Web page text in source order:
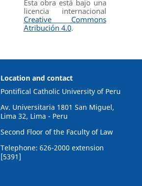
Esta obra está bajo una
licencia internacional
Creative Commons
Atribución 4.0.
Location and contact
Pontifical Catholic University of Peru
Av. Universitaria 1801 San Miguel,
Lima 32, Lima - Peru
Second Floor of the Faculty of Law
Telephone: 626-2000 extension
[5391]